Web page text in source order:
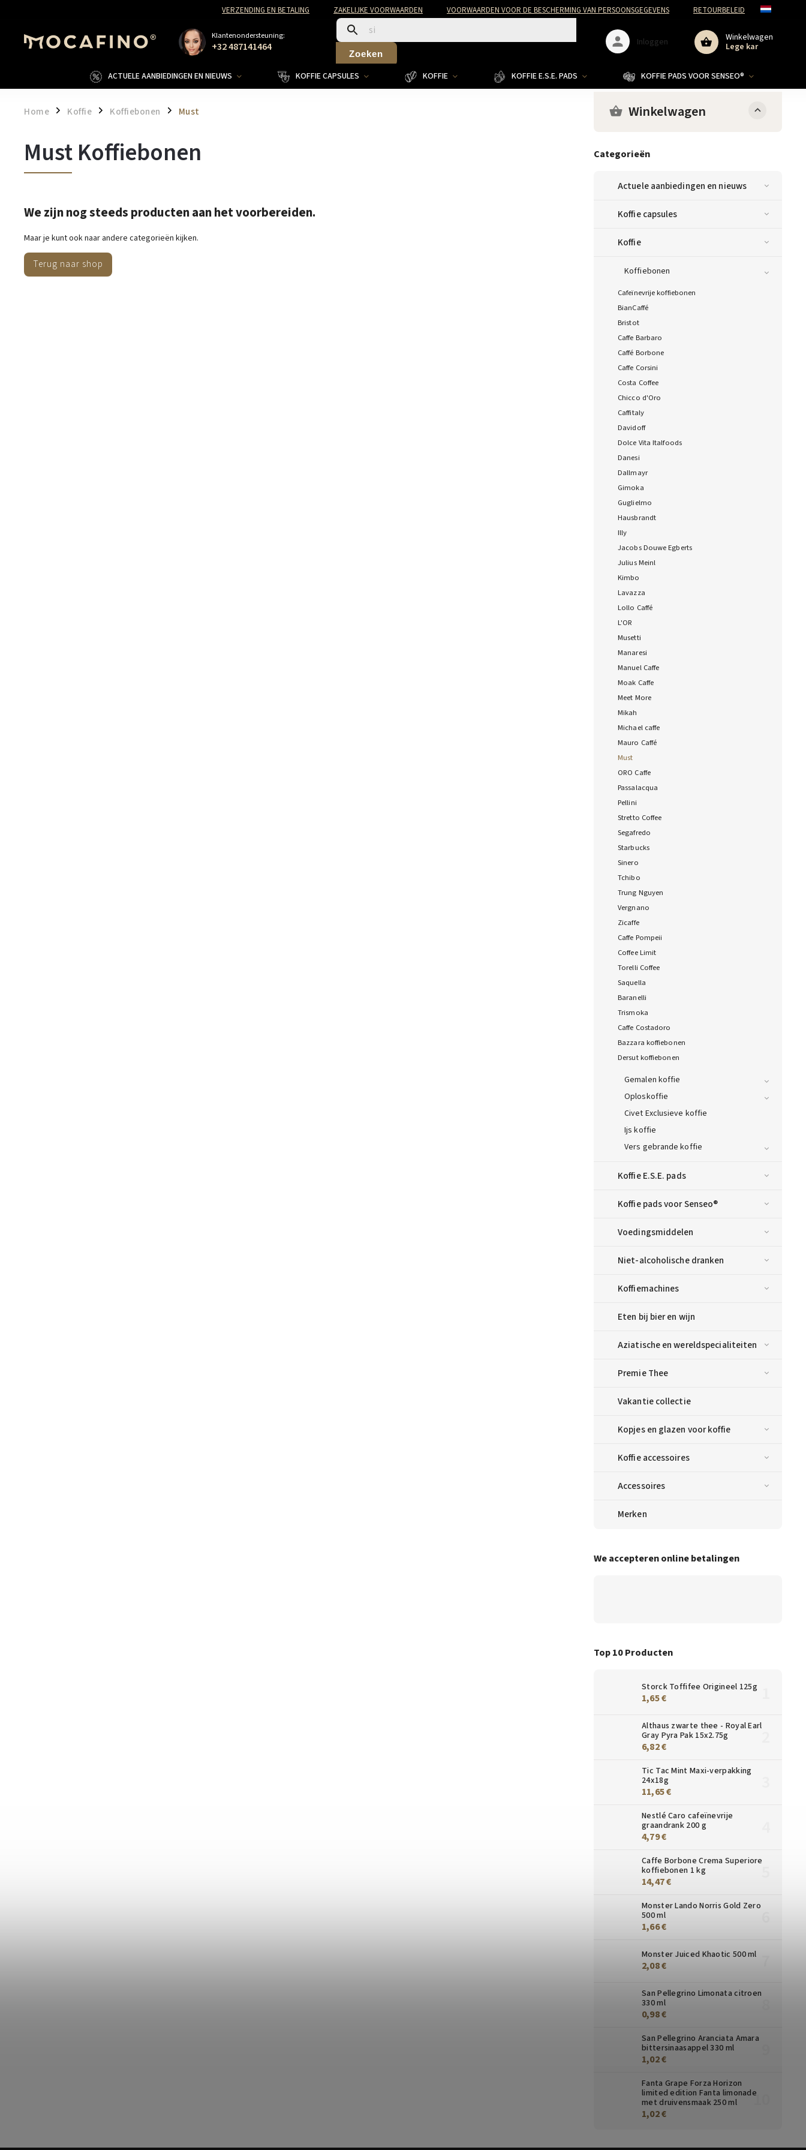
VERZENDING EN BETALING ZAKELIJKE VOORWAARDEN VOORWAARDEN VOOR DE BESCHERMING VAN PERSOONSGEGEVENS RETOURBELEID
Klantenondersteuning:
+32 487141464 Zoeken
Winkelwagen
Lege kar
Inloggen
ACTUELE AANBIEDINGEN EN NIEUWS KOFFIE CAPSULES KOFFIE KOFFIE E.S.E. PADS KOFFIE PADS VOOR SENSEO®
Home / Koffie / Koffiebonen / Must Winkelwagen
Categorieën
Actuele aanbiedingen en nieuws
Koffie capsules
Koffie
Koffiebonen
Cafeïnevrije koffiebonen
BianCaffé
Bristot
Caffe Barbaro
Caffé Borbone
Caffe Corsini
Costa Coffee
Chicco d'Oro
Caffitaly
Davidoff
Dolce Vita Italfoods
Danesi
Dallmayr
Gimoka
Guglielmo
Hausbrandt
Illy
Jacobs Douwe Egberts
Julius Meinl
Kimbo
Lavazza
Lollo Caffé
L'OR
Musetti
Manaresi
Manuel Caffe
Moak Caffe
Meet More
Mikah
Michael caffe
Mauro Caffé
Must
ORO Caffe
Passalacqua
Pellini
Stretto Coffee
Segafredo
Starbucks
Sinero
Tchibo
Trung Nguyen
Vergnano
Zicaffe
Caffe Pompeii
Coffee Limit
Torelli Coffee
Saquella
Baranelli
Trismoka
Caffe Costadoro
Bazzara koffiebonen
Dersut koffiebonen
Gemalen koffie
Oploskoffie
Civet Exclusieve koffie
Ijs koffie
Vers gebrande koffie
Koffie E.S.E. pads
Koffie pads voor Senseo®
Voedingsmiddelen
Niet-alcoholische dranken
Koffiemachines
Eten bij bier en wijn
Aziatische en wereldspecialiteiten
Premie Thee
Vakantie collectie
Kopjes en glazen voor koffie
Koffie accessoires
Accessoires
Merken
We accepteren online betalingen
Top 10 Producten
Storck Toffifee Origineel 125g
1,65 €
Althaus zwarte thee - Royal Earl
Gray Pyra Pak 15x2.75g
6,82 €
Tic Tac Mint Maxi-verpakking
24x18g
11,65 €
Nestlé Caro cafeïnevrije
graandrank 200 g
4,79 €
Caffe Borbone Crema Superiore
koffiebonen 1 kg
14,47 €
Monster Lando Norris Gold Zero
500 ml
1,66 €
Monster Juiced Khaotic 500 ml
2,08 €
San Pellegrino Limonata citroen
330 ml
0,98 €
San Pellegrino Aranciata Amara
bittersinaasappel 330 ml
1,02 €
Fanta Grape Forza Horizon
limited edition Fanta limonade
met druivensmaak 250 ml
1,02 €
Must Koffiebonen
We zijn nog steeds producten aan het voorbereiden.
Maar je kunt ook naar andere categorieën kijken.
Terug naar shop